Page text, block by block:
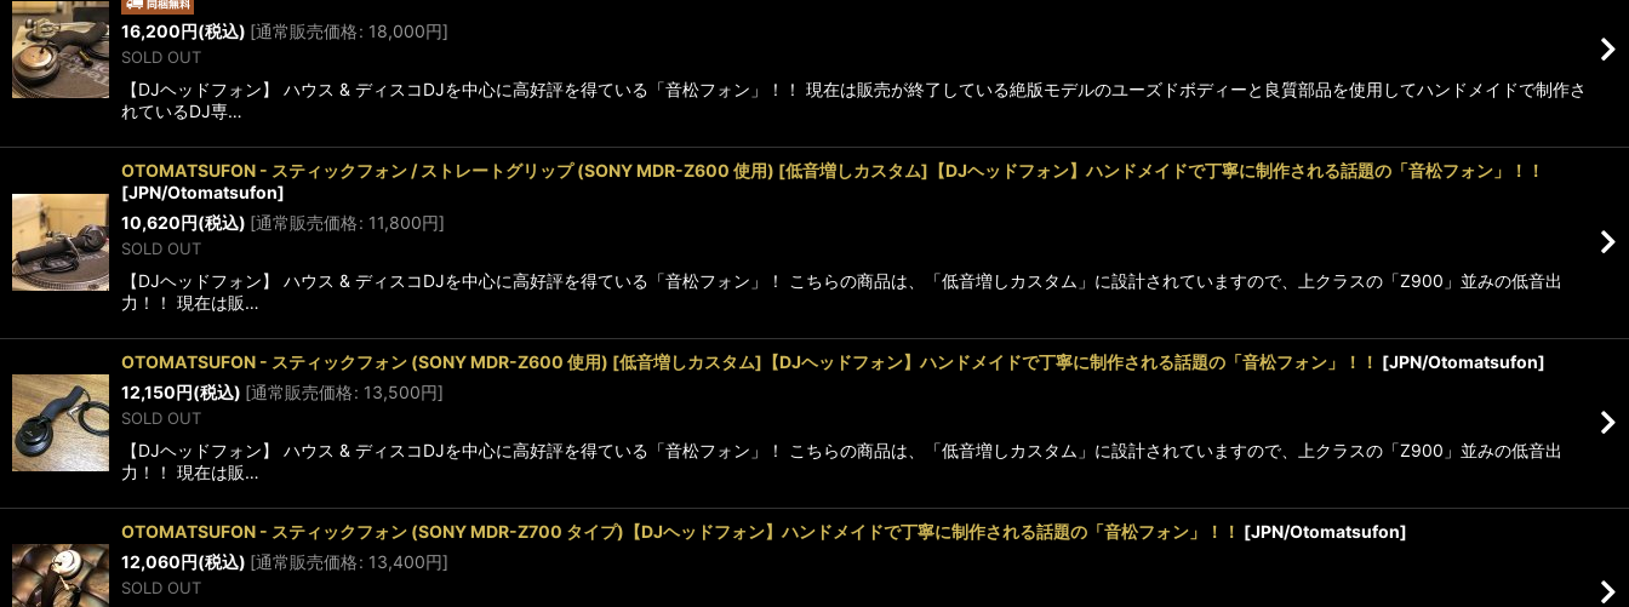
16,200円(税込) [通常販売価格: 18,000円]
SOLD OUT
【DJヘッドフォン】 ハウス & ディスコDJを中心に高好評を得ている「音松フォン」！！ 現在は販売が終了している絶版モデルのユーズドボディーと良質部品を使用してハンドメイドで制作さ
れているDJ専…
OTOMATSUFON - スティックフォン / ストレートグリップ (SONY MDR-Z600 使用) [低音増しカスタム]【DJヘッドフォン】ハンドメイドで丁寧に制作される話題の「音松フォン」！！
[JPN/Otomatsufon]
10,620円(税込) [通常販売価格: 11,800円]
SOLD OUT
【DJヘッドフォン】 ハウス & ディスコDJを中心に高好評を得ている「音松フォン」！ こちらの商品は、「低音増しカスタム」に設計されていますので、上クラスの「Z900」並みの低音出
力！！ 現在は販…
OTOMATSUFON - スティックフォン (SONY MDR-Z600 使用) [低音増しカスタム]【DJヘッドフォン】ハンドメイドで丁寧に制作される話題の「音松フォン」！！ [JPN/Otomatsufon]
12,150円(税込) [通常販売価格: 13,500円]
SOLD OUT
【DJヘッドフォン】 ハウス & ディスコDJを中心に高好評を得ている「音松フォン」！ こちらの商品は、「低音増しカスタム」に設計されていますので、上クラスの「Z900」並みの低音出
力！！ 現在は販…
OTOMATSUFON - スティックフォン (SONY MDR-Z700 タイプ)【DJヘッドフォン】ハンドメイドで丁寧に制作される話題の「音松フォン」！！ [JPN/Otomatsufon]
12,060円(税込) [通常販売価格: 13,400円]
SOLD OUT